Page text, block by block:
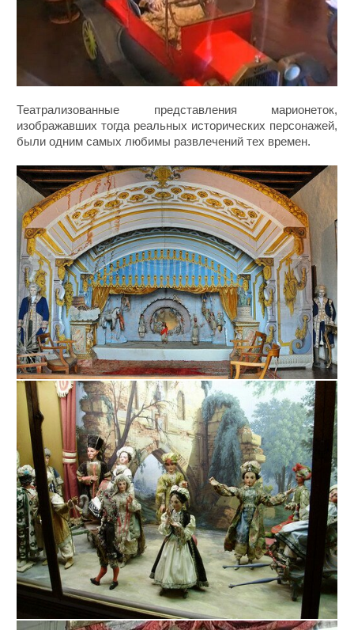
Театрализованные представления марионеток,
изображавших тогда реальных исторических персонажей,
были одним самых любимы развлечений тех времен.